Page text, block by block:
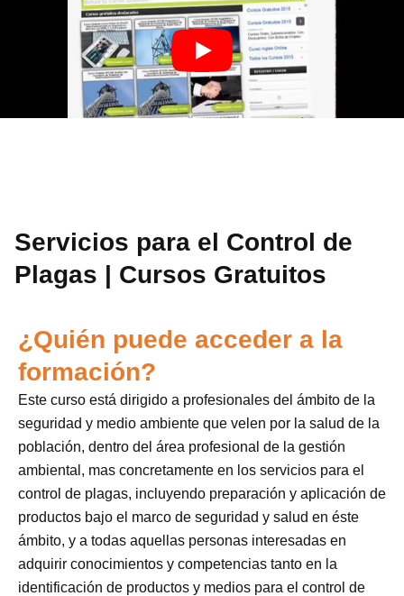
Servicios para el Control de
Plagas | Cursos Gratuitos
¿Quién puede acceder a la
formación?
Este curso está dirigido a profesionales del ámbito de la
seguridad y medio ambiente que velen por la salud de la
población, dentro del área profesional de la gestión
ambiental, mas concretamente en los servicios para el
control de plagas, incluyendo preparación y aplicación de
productos bajo el marco de seguridad y salud en éste
ámbito, y a todas aquellas personas interesadas en
adquirir conocimientos y competencias tanto en la
identificación de productos y medios para el control de